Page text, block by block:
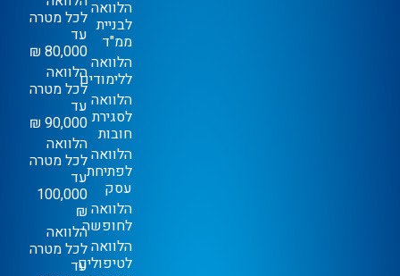
הלוואה
לבניית
ממ"ד
הלוואה
ללימודים
הלוואה
לסגירת
חובות
הלוואה
לפתיחת
עסק
הלוואה
לחופשה
הלוואה
לטיפולים
לכל מטרה
עד
80,000 ₪
הלוואה
לכל מטרה
עד
90,000 ₪
הלוואה
לכל מטרה
עד
100,000
₪
הלוואה
לכל מטרה
עד